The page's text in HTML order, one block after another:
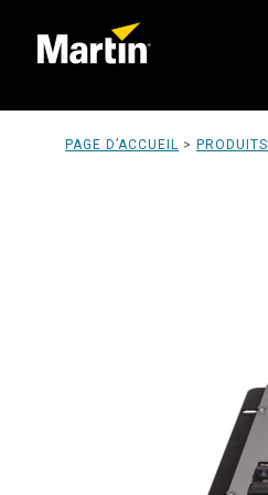
PAGE D’ACCUEIL > PRODUITS